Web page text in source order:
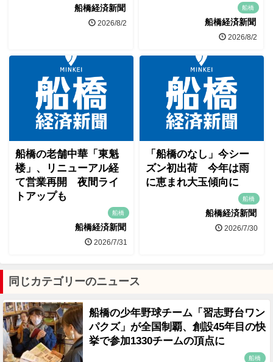
船橋経済新聞
2026/8/2
船橋
船橋経済新聞
2026/8/2
船橋の老舗中華「東魁
楼」、リニューアル経
て営業再開 夜間ライ
トアップも
船橋
船橋経済新聞
2026/7/31
「船橋のなし」今シー
ズン初出荷 今年は雨
に恵まれ大玉傾向に
船橋
船橋経済新聞
2026/7/30
同じカテゴリーのニュース
船橋の少年野球チーム「習志野台ワン
パクズ」が全国制覇、創設45年目の快
挙で参加1330チームの頂点に
船橋